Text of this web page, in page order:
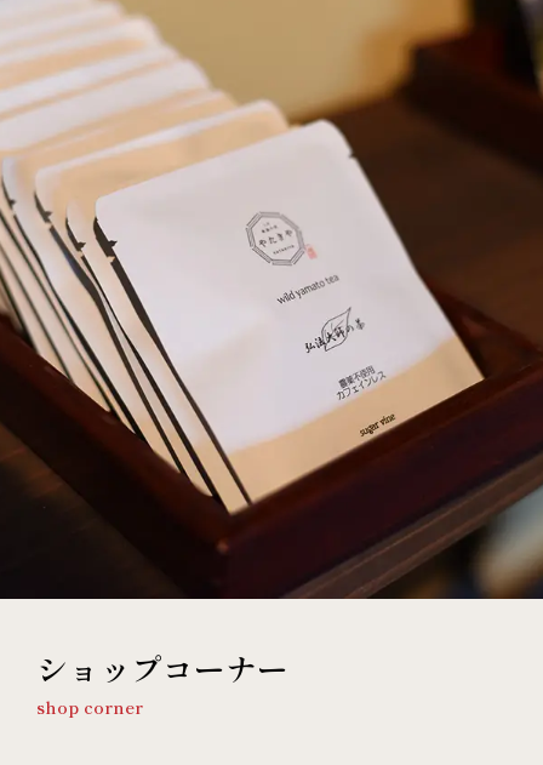
ショップコーナー
shop corner